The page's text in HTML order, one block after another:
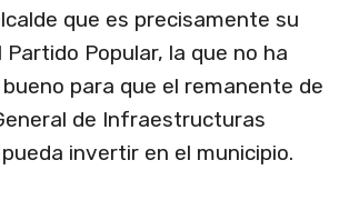
que es precisamente su
Popular, la que no ha
para que el remanente de
de Infraestructuras
invertir en el municipio.